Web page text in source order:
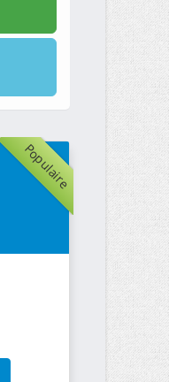
Populaire